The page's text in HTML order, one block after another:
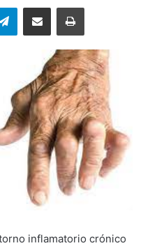
TelegramEnviar vía email Imprimir
inflamatorio crónico